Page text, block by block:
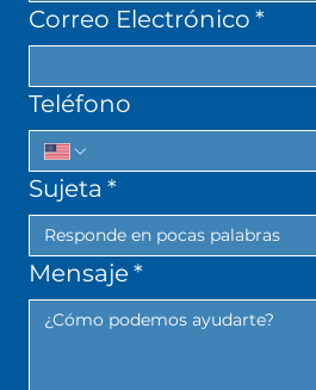
Correo Electrónico *
Teléfono
Sujeta *
Mensaje*